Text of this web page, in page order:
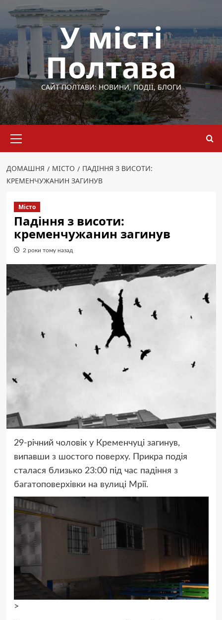
Перейти
вмісту
У місті
Полтава
САЙТ ПОЛТАВИ: НОВИНИ, ПОДІЇ, БЛОГИ
меню
ДОМАШНЯ МІСТО
ПАДІННЯ З ВИСОТИ:
КРЕМЕНЧУЖАНИН ЗАГИНУВ
Місто
Падіння з висоти:
кременчужанин загинув
2 роки тому назад
29-річний чоловік у Кременчуці загинув,
випавши з шостого поверху. Прикра подія
сталася близько 23:00 під час падіння з
багатоповерхівки на вулиці Мрії.
>